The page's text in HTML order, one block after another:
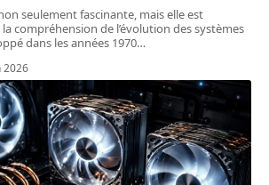
seulement fascinante, mais elle est
compréhension de l’évolution des systèmes
dans les années 1970…
2026